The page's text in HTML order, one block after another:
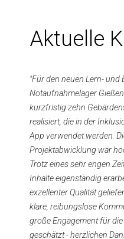
Aktuelle
"Für den neuen Lern-
Notaufnahmelager
kurzfristig zehn
realisiert, die in der
App verwendet werden.
Projektabwicklung war
Trotz eines sehr engen
Inhalte eigenständig
exzellenter Qualität
klare, reibungslose
große Engagement für
geschätzt - herzlichen